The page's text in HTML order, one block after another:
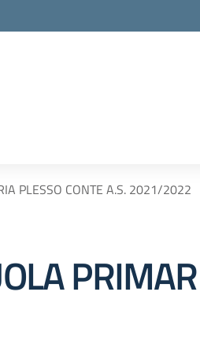
PLESSO CONTE A.S. 2021/2022